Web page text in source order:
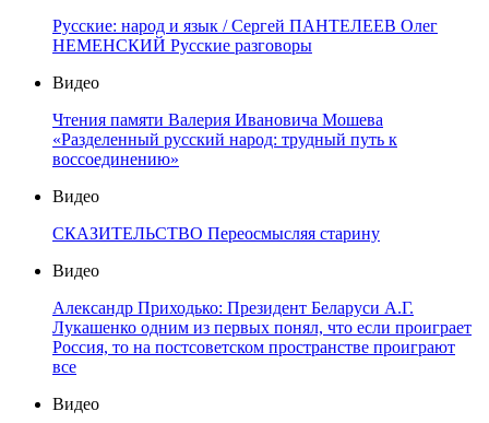
Русские: народ и язык / Сергей ПАНТЕЛЕЕВ Олег
НЕМЕНСКИЙ Русские разговоры
Видео
Чтения памяти Валерия Ивановича Мошева
«Разделенный русский народ: трудный путь к
воссоединению»
Видео
СКАЗИТЕЛЬСТВО Переосмысляя старину
Видео
Александр Приходько: Президент Беларуси А.Г.
Лукашенко одним из первых понял, что если проиграет
Россия, то на постсоветском пространстве проиграют
все
Видео